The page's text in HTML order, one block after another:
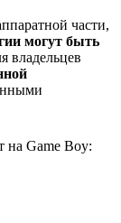
части,
могут быть
владельцев